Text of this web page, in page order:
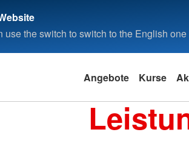
the switch to switch to the English one
Angebote Kurse